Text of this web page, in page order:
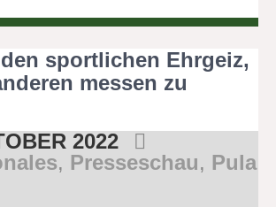
sportlichen Ehrgeiz,
messen zu
2022
, Presseschau, Pula